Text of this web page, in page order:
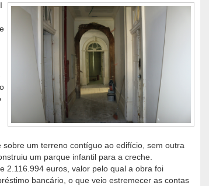
um terreno contíguo ao edifício, sem outra
um parque infantil para a creche.
2.116.994 euros, valor pelo qual a obra foi
bancário, o que veio estremecer as contas